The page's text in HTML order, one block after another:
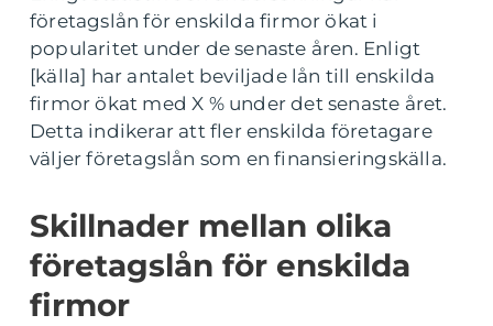
företagslån för enskilda firmor ökat i
popularitet under de senaste åren. Enligt
[källa] har antalet beviljade lån till enskilda
firmor ökat med X % under det senaste året.
Detta indikerar att fler enskilda företagare
väljer företagslån som en finansieringskälla.
Skillnader mellan olika
företagslån för enskilda
firmor